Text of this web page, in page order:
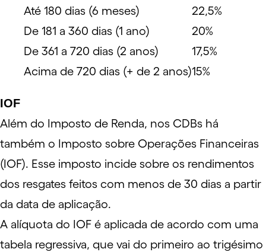
Até 180 dias (6 meses)
22,5%
De 181 a 360 dias (1 ano)
20%
De 361 a 720 dias (2 anos)
17,5%
Acima de 720 dias (+ de 2 anos)15%
IOF
Além do Imposto de Renda, nos CDBs há
também o Imposto sobre Operações Financeiras
(IOF). Esse imposto incide sobre os rendimentos
dos resgates feitos com menos de 30 dias a partir
da data de aplicação.
A alíquota do IOF é aplicada de acordo com uma
tabela regressiva, que vai do primeiro ao trigésimo